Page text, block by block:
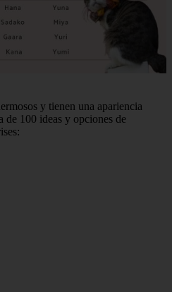
y tienen una apariencia
de 100 ideas y opciones de